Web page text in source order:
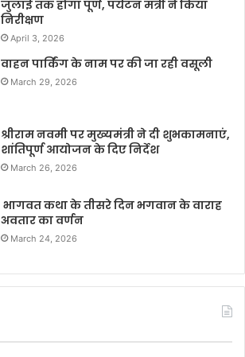
जुलाई तक होगा पूर्ण, पर्यटन मंत्री ने किया
निरीक्षण
April 3, 2026
वाहन पार्किंग के नाम पर की जा रही वसूली
March 29, 2026
श्रीराम नवमी पर मुख्यमंत्री ने दी शुभकामनाएं,
शांतिपूर्ण आयोजन के दिए निर्देश
March 26, 2026
भागवत कथा के तीसरे दिन भगवान के वाराह
अवतार का वर्णन
March 24, 2026